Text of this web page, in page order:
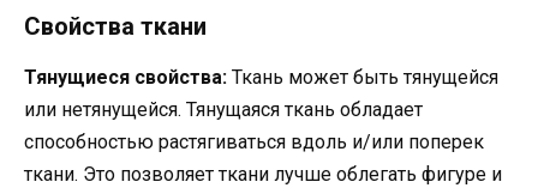
Свойства ткани
Тянущиеся свойства: Ткань может быть тянущейся
или нетянущейся. Тянущаяся ткань обладает
способностью растягиваться вдоль и/или поперек
ткани. Это позволяет ткани лучше облегать фигуре и